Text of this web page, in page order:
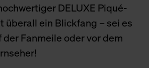
DELUXE Piqué-
überall ein Blickfang – sei es
der Fanmeile oder vor dem